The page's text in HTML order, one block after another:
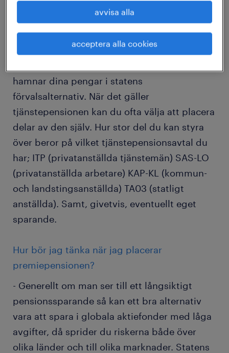
- Det beror på hur man ser det.
Premiepensionen är 2,5 procent av din lön
upp till cirka 36 000 kronor per månad. Den
kan du själv välja att placera i olika fonder om
hamnar dina pengar i statens
förvalsalternativ. När det gäller
tjänstepensionen kan du ofta välja att placera
delar av den själv. Hur stor del du kan styra
över beror på vilket tjänstepensionsavtal du
har; ITP (privatanställda tjänstemän) SAS-LO
(privatanställda arbetare) KAP-KL (kommun-
och landstingsanställda) TA03 (statligt
anställda). Samt, givetvis, eventuellt eget
sparande.
Hur bör jag tänka när jag placerar
premiepensionen?
- Generellt om man ser till ett långsiktigt
pensionssparande så kan ett bra alternativ
vara att spara i globala aktiefonder med låga
avgifter, då sprider du riskerna både över
olika länder och till olika marknader. Statens
avvisa alla
acceptera alla cookies